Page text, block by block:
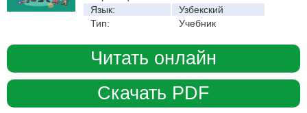
Язык:
Узбекский
Тип:
Учебник
Читать онлайн
Скачать PDF